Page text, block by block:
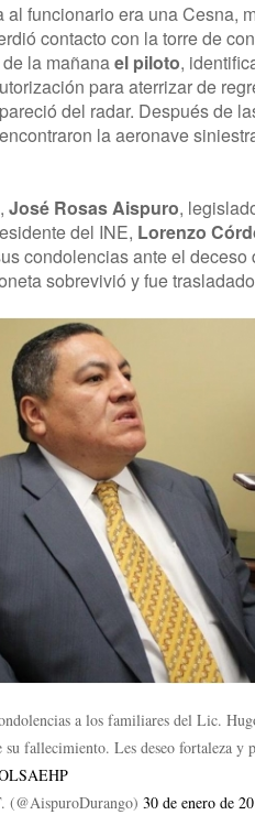
al funcionario era una Cesna,
contacto con la torre de
la mañanael piloto,
para aterrizar de
del radar. Después de
encontraron la aeronave
José Rosas Aispuro,
del INE, Lorenzo
condolencias ante el
sobrevivió y fue
a los familiares del Lic.
fallecimiento. Les deseo fortaleza y
(@AispuroDurango) 30 de enero de